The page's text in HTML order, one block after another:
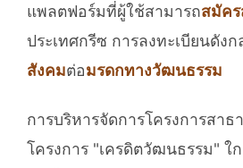
แพลตฟอร์มที่ผู้ใช้สามารถสมัค
ประเทศกรีซ การลงทะเบียนดัง
สังคมต่อมรดกทางวัฒนธรรม
การบริหารจัดการโครงการสา
โครงการ "เครดิตวัฒนธรรม"